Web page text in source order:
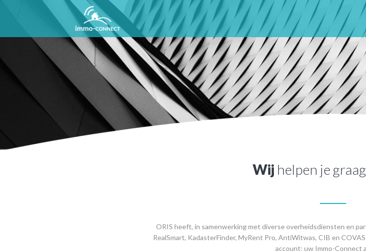
Wij helpen je
ORIS heeft, in samenwerking met diverse overheidsdiensten en
RealSmart, KadasterFinder, MyRent Pro, AntiWitwas, CIB en
account: uw Immo-Connect